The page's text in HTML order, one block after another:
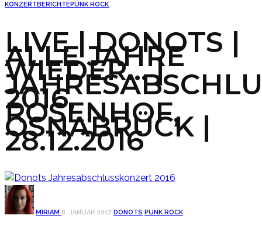
KONZERTBERICHTEPUNK ROCK
LIVE | DONOTS |
ALLE JAHRE
WIEDER… |
2016,
ROSENHOF,
OSNABRÜCK |
28.12.2016
MIRIAM 8. JANUAR 2017 DONOTS PUNK ROCK